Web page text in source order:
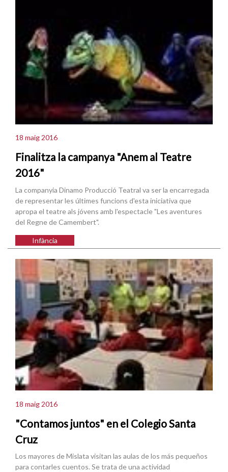
18 maig 2016
Finalitza la campanya "Anem al Teatre
2016"
La companyia Dinamo Producció Teatral va ser la encarregada
de representar les últimes funcions d'esta iniciativa que
apropa el teatre als jóvens amb l'espectacle "Les aventures
del Regne de Camembert".
Infància
18 maig 2016
"Contamos juntos" en el Colegio Santa
Cruz
Los mayores de Mislata visitan las aulas de los más pequeños
para contarles cuentos. Se trata de una actividad